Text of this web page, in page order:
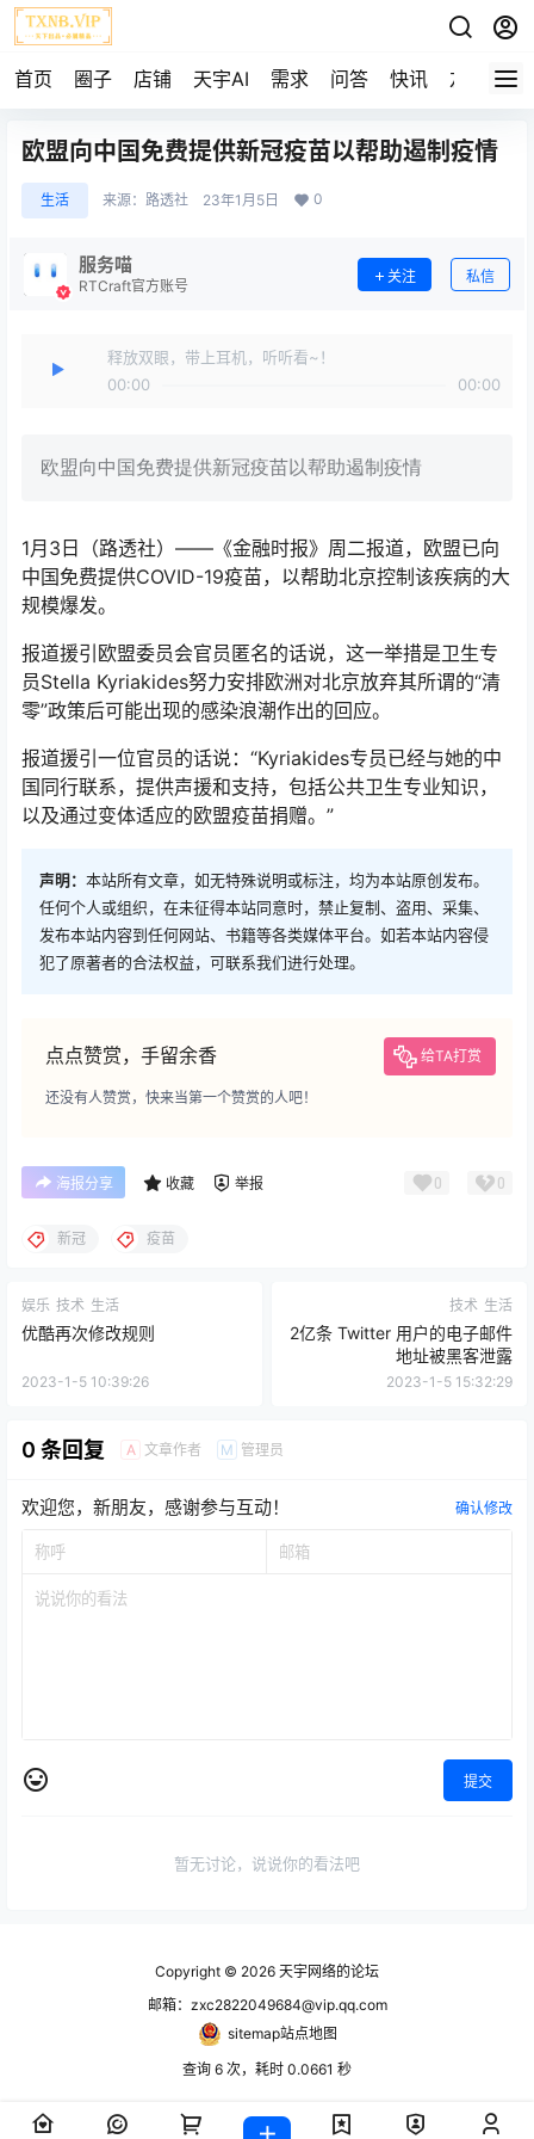
首页 圈子 店铺 天宇AI 需求 问答 快讯 友链
欧盟向中国免费提供新冠疫苗以帮助遏制疫情
生活 来源： 路透社 23年1月5日 0
服务喵
RTCraft官方账号
关注 私信
释放双眼，带上耳机，听听看~！
00:00
00:00
欧盟向中国免费提供新冠疫苗以帮助遏制疫情
1月3日（路透社）——《金融时报》周二报道，欧盟已向
中国免费提供COVID-19疫苗，以帮助北京控制该疾病的大
规模爆发。
报道援引欧盟委员会官员匿名的话说，这一举措是卫生专
员Stella Kyriakides努力安排欧洲对北京放弃其所谓的“清
零”政策后可能出现的感染浪潮作出的回应。
报道援引一位官员的话说：“Kyriakides专员已经与她的中
国同行联系，提供声援和支持，包括公共卫生专业知识，
以及通过变体适应的欧盟疫苗捐赠。”
声明： 本站所有文章，如无特殊说明或标注，均为本站原创发布。
任何个人或组织，在未征得本站同意时，禁止复制、盗用、采集、
发布本站内容到任何网站、书籍等各类媒体平台。如若本站内容侵
犯了原著者的合法权益，可联系我们进行处理。
点点赞赏，手留余香 给TA打赏
还没有人赞赏，快来当第一个赞赏的人吧！
海报分享 收藏 举报 0 0
新冠 疫苗
娱乐 技术 生活
优酷再次修改规则
2023-1-5 10:39:26
技术 生活
2亿条 Twitter 用户的电子邮件
地址被黑客泄露
2023-1-5 15:32:29
0 条回复 A 文章作者 M 管理员
欢迎您，新朋友，感谢参与互动！ 确认修改
提交
暂无讨论，说说你的看法吧
Copyright © 2026 天宇网络的论坛
邮箱：zxc2822049684@vip.qq.com
sitemap站点地图
查询 6 次，耗时 0.0661 秒